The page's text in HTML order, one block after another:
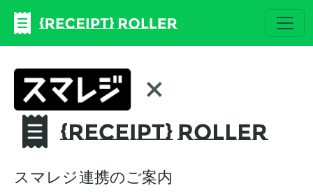
スマレジ連携のご案内